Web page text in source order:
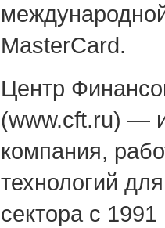
MasterCard.
Центр
(www.cft.ru) —
компания,
технологий
сектора с